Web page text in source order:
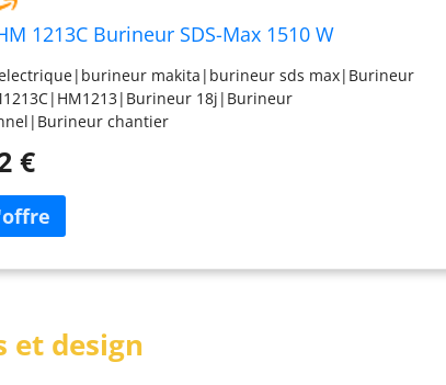
1213C Burineur SDS-Max 1510 W
makita|burineur sds max|Burineur
18j|Burineur
chantier
€
et design